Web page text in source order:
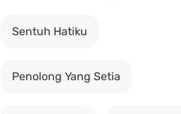
Sentuh Hatiku
Penolong Yang Setia